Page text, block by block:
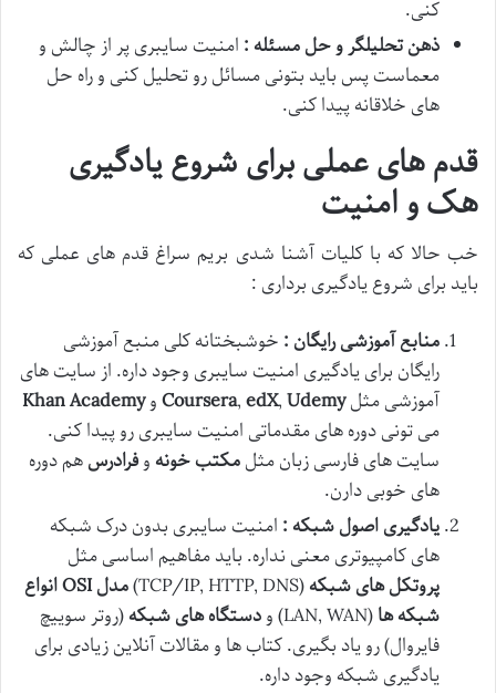
کنی.
ذهن تحلیلگر و حل مسئله : امنیت سایبری پر از چالش و
معماست پس باید بتونی مسائل رو تحلیل کنی و راه حل
های خلاقانه پیدا کنی.
قدم های عملی برای شروع یادگیری
هک و امنیت
خب حالا که با کلیات آشنا شدی بریم سراغ قدم های عملی که
باید برای شروع یادگیری برداری :
منابع آموزشی رایگان : خوشبختانه کلی منبع آموزشی
رایگان برای یادگیری امنیت سایبری وجود داره. از سایت های
آموزشی مثل
Coursera,edX,Udemy وKhan Academy
می تونی دوره های مقدماتی امنیت سایبری رو پیدا کنی.
سایت های فارسی زبان مثلمکتب خونه وفرادرسهم دوره
های خوبی دارن.
یادگیری اصول شبکه : امنیت سایبری بدون درک شبکه
های کامپیوتری معنی نداره. باید مفاهیم اساسی مثل
پروتکل های شبکه(TCP/IP, HTTP, DNS) مدلOSI
انواع
شبکه ها(LAN, WAN) و دستگاه های شبکه(روتر سوییچ
فایروال) رو یاد بگیری. کتاب ها و مقالات آنلاین زیادی برای
یادگیری شبکه وجود داره.